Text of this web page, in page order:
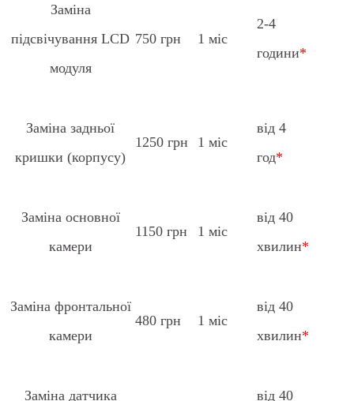
Заміна
підсвічування LCD
модуля
750 грн 1 міс
2-4
години*
Заміна задньої
кришки (корпусу)
1250 грн 1 міс
від 4
год*
Заміна основної
камери
1150 грн 1 міс
від 40
хвилин*
Заміна фронтальної
камери
480 грн 1 міс
від 40
хвилин*
Заміна датчика
від 40